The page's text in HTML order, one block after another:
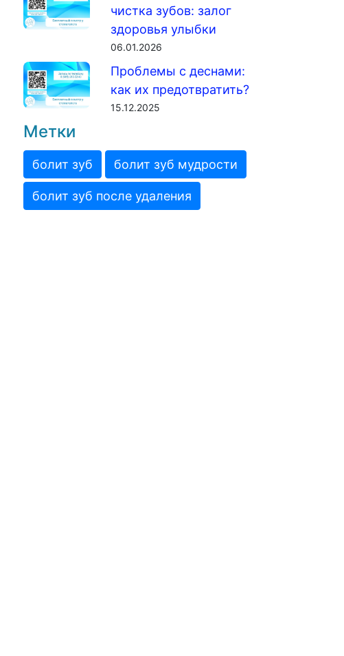
чистка зубов: залог
здоровья улыбки
06.01.2026
Проблемы с деснами:
как их предотвратить?
15.12.2025
Метки
болит зуб болит зуб мудрости
болит зуб после удаления